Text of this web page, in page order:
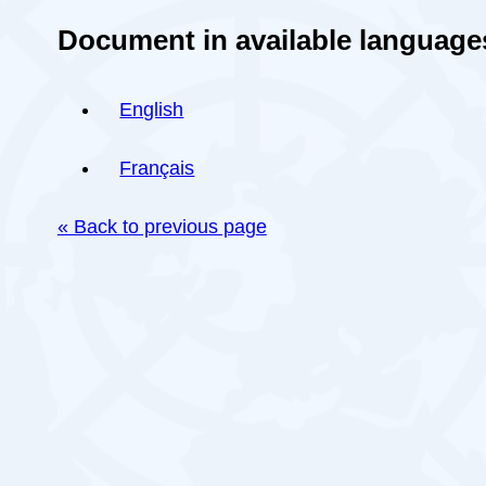
Document in available
English
Français
« Back to previous page